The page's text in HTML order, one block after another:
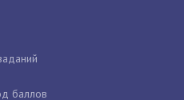
баллов